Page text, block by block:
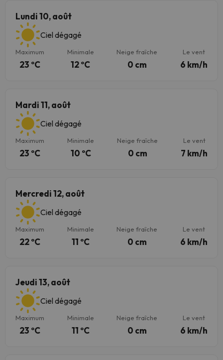
Lundi 10, août
Ciel dégagé
Maximum
23 ºC
Minimale
12 ºC
Neige fraîche
0 cm
Le vent
6 km/h
Mardi 11, août
Ciel dégagé
Maximum
23 ºC
Minimale
10 ºC
Neige fraîche
0 cm
Le vent
7 km/h
Mercredi 12, août
Ciel dégagé
Maximum
22 ºC
Minimale
11 ºC
Neige fraîche
0 cm
Le vent
6 km/h
Jeudi 13, août
Ciel dégagé
Maximum
23 ºC
Minimale
11 ºC
Neige fraîche
0 cm
Le vent
6 km/h